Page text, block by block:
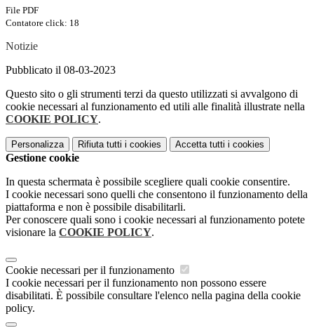
File PDF
Contatore click: 18
Notizie
Pubblicato il 08-03-2023
Questo sito o gli strumenti terzi da questo utilizzati si avvalgono di
cookie necessari al funzionamento ed utili alle finalità illustrate nella
COOKIE POLICY.
Personalizza Rifiuta tutti i cookies Accetta tutti i cookies
Gestione cookie
In questa schermata è possibile scegliere quali cookie consentire.
I cookie necessari sono quelli che consentono il funzionamento della
piattaforma e non è possibile disabilitarli.
Per conoscere quali sono i cookie necessari al funzionamento potete
visionare la COOKIE POLICY.
Cookie necessari per il funzionamento
I cookie necessari per il funzionamento non possono essere
disabilitati. È possibile consultare l'elenco nella pagina della cookie
policy.